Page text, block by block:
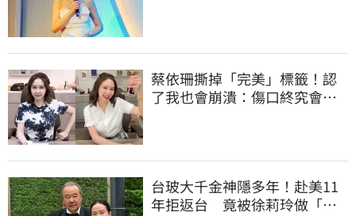
蔡依珊撕掉「完美」標籤！認
了我也會崩潰：傷口終究會癒
台玻大千金神隱多年！赴美11
年拒返台 竟被徐莉玲做「這